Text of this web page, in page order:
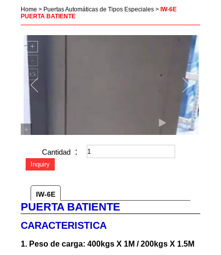
Home > Puertas Automáticas de Tipos Especiales > IW-6E
PUERTA BATIENTE
Cantidad ：
IW-6E
PUERTA BATIENTE
CARACTERISTICA
1. Peso de carga: 400kgs X 1M / 200kgs X 1.5M